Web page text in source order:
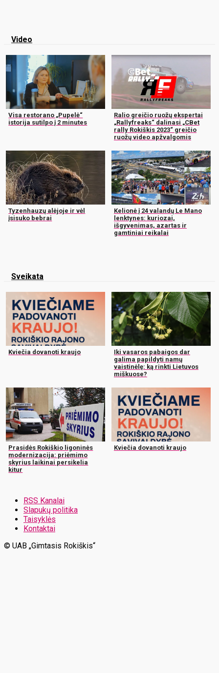
Video
Visa restorano „Pupelė“
istorija sutilpo į 2 minutes
Ralio greičio ruožų ekspertai
„Rallyfreaks“ dalinasi „CBet
rally Rokiškis 2023“ greičio
ruožų video apžvalgomis
Tyzenhauzų alėjoje ir vėl
įsisuko bebrai
Kelionė į 24 valandų Le Mano
lenktynes: kuriozai,
išgyvenimas, azartas ir
gamtiniai reikalai
Sveikata
Kviečia dovanoti kraujo
Iki vasaros pabaigos dar
galima papildyti namų
vaistinėlę: ką rinkti Lietuvos
miškuose?
Prasidės Rokiškio ligoninės
modernizacija: priėmimo
skyrius laikinai persikelia
kitur
Kviečia dovanoti kraujo
RSS Kanalai
Slapukų politika
Taisyklės
Kontaktai
© UAB „Gimtasis Rokiškis“